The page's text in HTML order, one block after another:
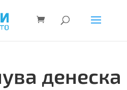
денеска